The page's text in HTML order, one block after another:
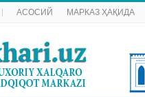
АСОСИЙ МАРКАЗ ҲАҚИДА